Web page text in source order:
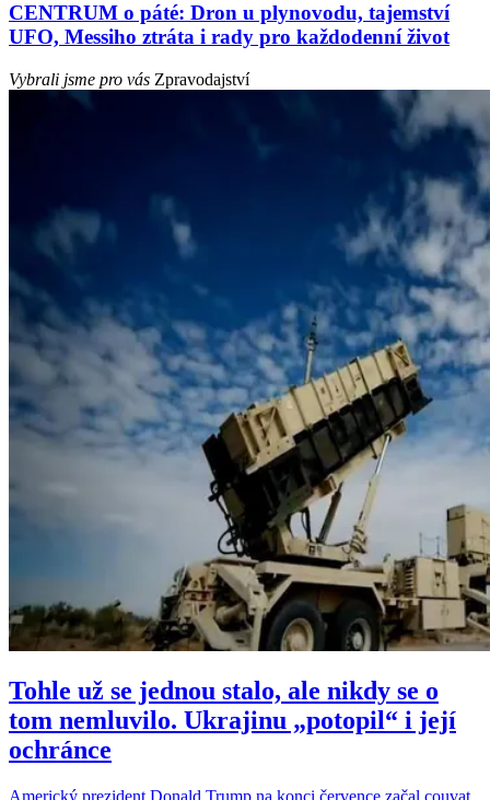
CENTRUM o páté: Dron u plynovodu, tajemství
UFO, Messiho ztráta i rady pro každodenní život
Vybrali jsme pro vás Zpravodajství
Tohle už se jednou stalo, ale nikdy se o
tom nemluvilo. Ukrajinu „potopil“ i její
ochránce